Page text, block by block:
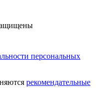
персональных
рекомендательные